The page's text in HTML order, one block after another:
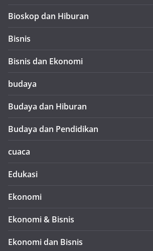
Bioskop dan Hiburan
Bisnis
Bisnis dan Ekonomi
budaya
Budaya dan Hiburan
Budaya dan Pendidikan
cuaca
Edukasi
Ekonomi
Ekonomi & Bisnis
Ekonomi dan Bisnis